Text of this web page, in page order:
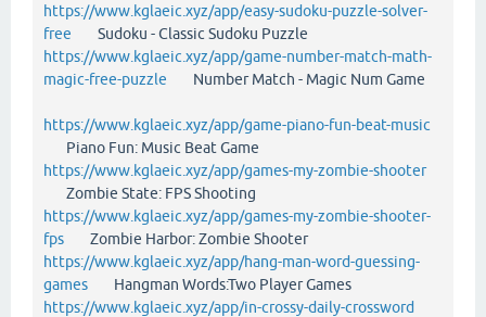
https://www.kglaeic.xyz/app/easy-sudoku-puzzle-solver-
free Sudoku - Classic Sudoku Puzzle
https://www.kglaeic.xyz/app/game-number-match-math-
magic-free-puzzle Number Match - Magic Num Game
https://www.kglaeic.xyz/app/game-piano-fun-beat-music
Piano Fun: Music Beat Game
https://www.kglaeic.xyz/app/games-my-zombie-shooter
Zombie State: FPS Shooting
https://www.kglaeic.xyz/app/games-my-zombie-shooter-
fps Zombie Harbor: Zombie Shooter
https://www.kglaeic.xyz/app/hang-man-word-guessing-
games Hangman Words:Two Player Games
https://www.kglaeic.xyz/app/in-crossy-daily-crossword